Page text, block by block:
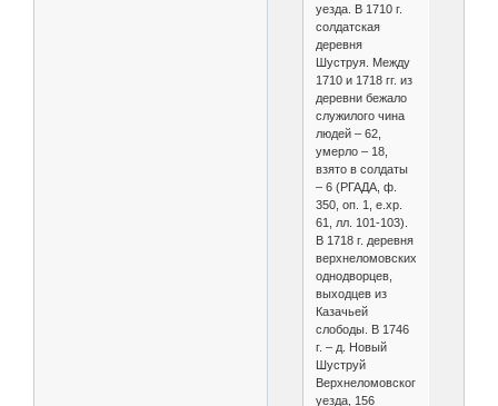
уезда. В 1710 г.
солдатская
деревня
Шуструя. Между
1710 и 1718 гг. из
деревни бежало
служилого чина
людей – 62,
умерло – 18,
взято в солдаты
– 6 (РГАДА, ф.
350, оп. 1, е.хр.
61, лл. 101-103).
В 1718 г. деревня
верхнеломовских
однодворцев,
выходцев из
Казачьей
слободы. В 1746
г. – д. Новый
Шуструй
Верхнеломовского
уезда, 156